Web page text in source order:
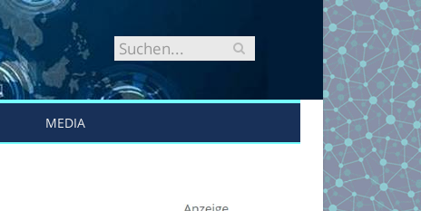
MEDIA